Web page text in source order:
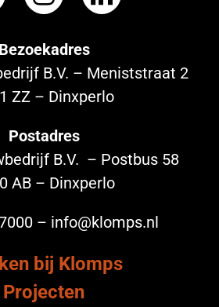
Bezoekadres
B.V. – Meniststraat 2
ZZ – Dinxperlo
Postadres
B.V. – Postbus 58
AB – Dinxperlo
– info@klomps.nl
bij Klomps
Projecten